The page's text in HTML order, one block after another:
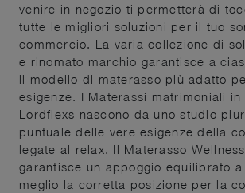
venire in negozio ti permetterà di
tutte le migliori soluzioni per il tuo
commercio. La varia collezione di
e rinomato marchio garantisce a
il modello di materasso più adatto
esigenze. I Materassi matrimoniali
Lordflexs nascono da uno studio
puntuale delle vere esigenze della
legate al relax. Il Materasso
garantisce un appoggio equilibrato
meglio la corretta posizione per la